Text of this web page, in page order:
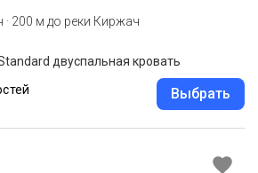
· 200 м до реки Киржач
двуспальная кровать
Выбрать